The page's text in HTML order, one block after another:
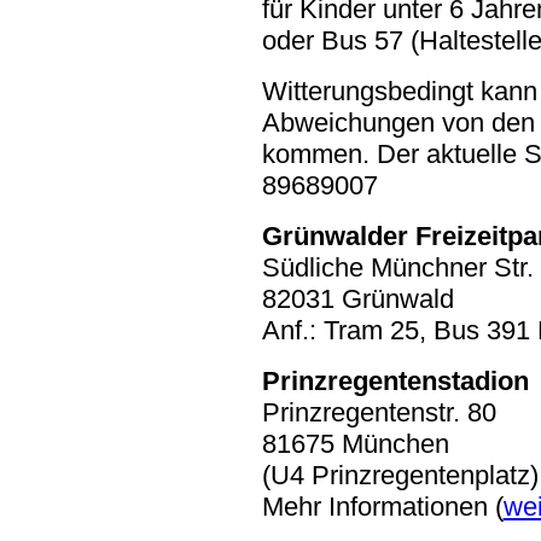
für Kinder unter 6
oder Bus 57
Witterungsbedingt
Abweichungen von
kommen. Der aktuelle
89689007
Grünwalder
Südliche Münchner Str.
82031 Grünwald
Anf.: Tram 25, Bus
Prinzregentenstadion
Prinzregentenstr. 80
81675 München
(U4
Mehr Informationen (